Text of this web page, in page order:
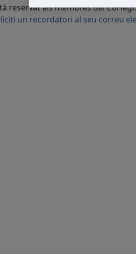
reservat als membres del
un recordatori al seu correu